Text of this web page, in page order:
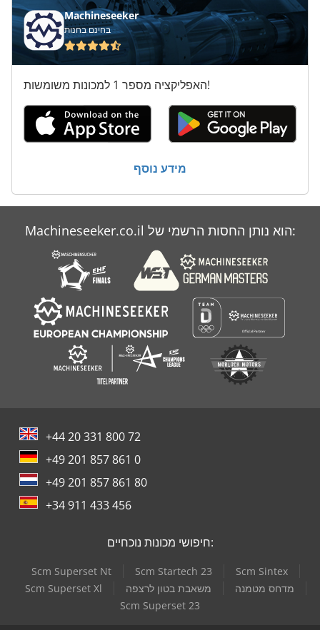
מנשא 2 עגור 20 5 כדי
מערכת גז עץ
עגורן עם זרוע
Machineseeker
בחינם בחנות
האפליקציה מספר 1 למכונות משומשות!
מידע נוסף
Machineseeker.co.il הוא נותן החסות הרשמי של:
+44 20 331 800 72
+49 201 857 861 0
+49 201 857 861 80
+34 911 433 456
חיפושי מכונות נוכחיים:
Scm Superset Nt Scm Startech 23
Scm Sintex
Scm Superset Xl
משאבת בטון לרצפה
מדחס מטמנה
Scm Superset 23